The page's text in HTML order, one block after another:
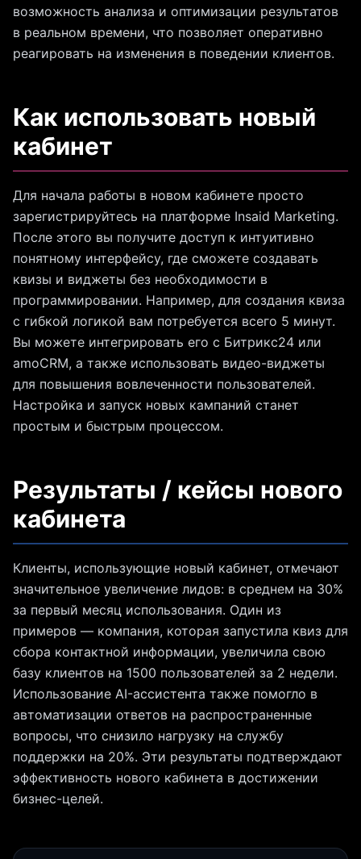
возможность анализа и оптимизации результатов
в реальном времени, что позволяет оперативно
реагировать на изменения в поведении клиентов.
Как использовать новый
кабинет
Для начала работы в новом кабинете просто
зарегистрируйтесь на платформе Insaid Marketing.
После этого вы получите доступ к интуитивно
понятному интерфейсу, где сможете создавать
квизы и виджеты без необходимости в
программировании. Например, для создания квиза
с гибкой логикой вам потребуется всего 5 минут.
Вы можете интегрировать его с Битрикс24 или
amoCRM, а также использовать видео-виджеты
для повышения вовлеченности пользователей.
Настройка и запуск новых кампаний станет
простым и быстрым процессом.
Результаты / кейсы нового
кабинета
Клиенты, использующие новый кабинет, отмечают
значительное увеличение лидов: в среднем на 30%
за первый месяц использования. Один из
примеров — компания, которая запустила квиз для
сбора контактной информации, увеличила свою
базу клиентов на 1500 пользователей за 2 недели.
Использование AI-ассистента также помогло в
автоматизации ответов на распространенные
вопросы, что снизило нагрузку на службу
поддержки на 20%. Эти результаты подтверждают
эффективность нового кабинета в достижении
бизнес-целей.